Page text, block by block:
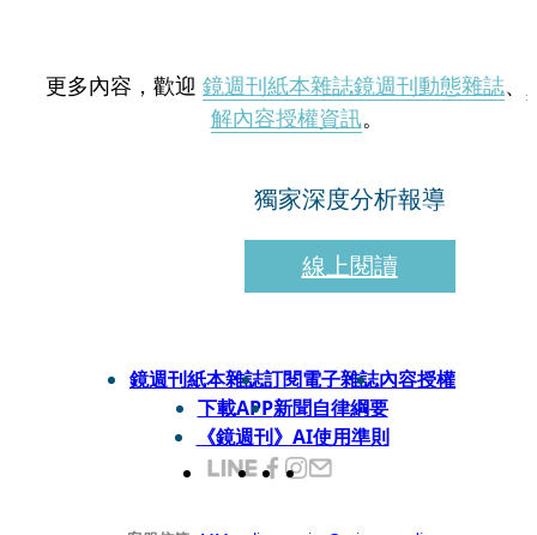
更多內容，歡迎 鏡週刊紙本雜誌鏡週刊動態雜誌、
解內容授權資訊。
獨家深度分析報導
線上閱讀
鏡週刊紙本雜誌訂閱電子雜誌內容授權
下載APP新聞自律綱要
《鏡週刊》AI使用準則